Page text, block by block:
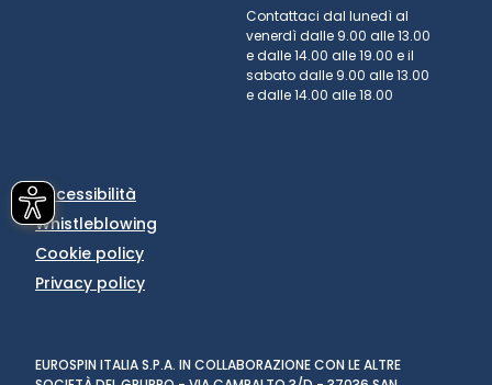
Contattaci dal lunedì al
venerdì dalle 9.00 alle 13.00
e dalle 14.00 alle 19.00 e il
sabato dalle 9.00 alle 13.00
e dalle 14.00 alle 18.00
Accessibilità
Whistleblowing
Cookie policy
Privacy policy
EUROSPIN ITALIA S.P.A. IN COLLABORAZIONE CON LE ALTRE